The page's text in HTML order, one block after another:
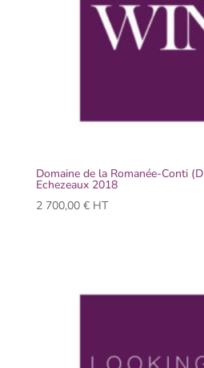
Domaine de la Romanée-Conti
Echezeaux 2018
2 700,00 € HT